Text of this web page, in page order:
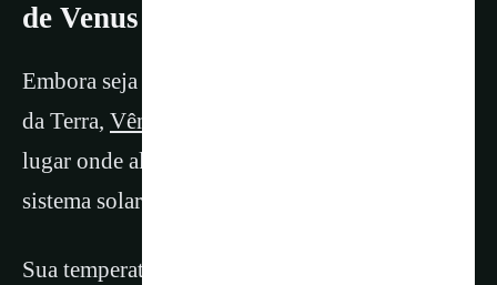
de Venus Poderia haver vida
Embora seja comumente chamada de “gêmea”
da Terra, Vênus
lugar onde alguém procuraria por vida no
sistema solar.
Sua temperatura superficial é